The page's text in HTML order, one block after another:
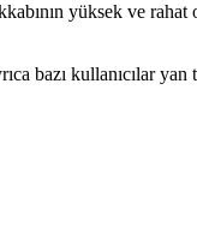
yüksek ve
bazı kullanıcılar yan